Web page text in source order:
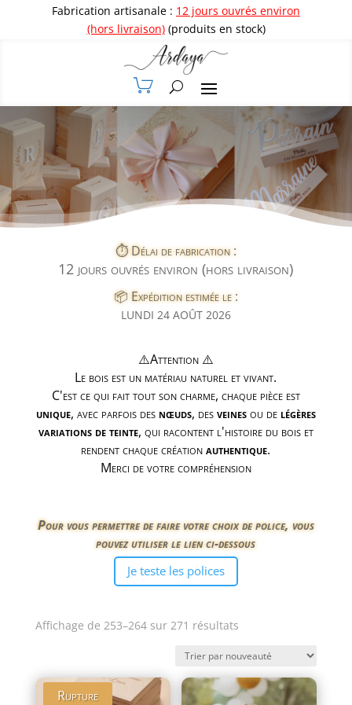
Fabrication artisanale : 12 jours ouvrés environ
(hors livraison)(produits en stock)
⏱️ Délai de fabrication :
12 jours ouvrés environ (hors livraison)
📦 Expédition estimée le :
LUNDI 24 AOÛT 2026
⚠️Attention ⚠️
Le bois est un matériau naturel et vivant.
C'est ce qui fait tout son charme, chaque pièce est
unique, avec parfois des nœuds, desveinesou de légères
variations de teinte, qui racontent l'histoire du bois et
rendent chaque créationauthentique.
Merci de votre compréhension
Pour vous permettre de faire votre choix de police, vous
pouvez utiliser le lien ci-dessous
Je teste les polices
Affichage de 253–264 sur 271 résultatsTrié
plus
récent
au
Rupture